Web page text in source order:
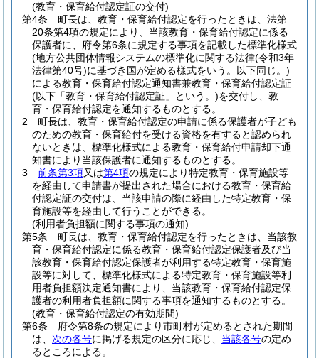
(教育・保育給付認定証の交付)
第4条
町長は、教育・保育給付認定を行ったときは、法第
20条第4項の規定により、当該教育・保育給付認定に係る
保護者に、府令第6条に規定する事項を記載した標準化様式
(地方公共団体情報システムの標準化に関する法律(令和3年
法律第40号)に基づき国が定める様式をいう。以下同じ。)
による教育・保育給付認定通知書兼教育・保育給付認定証
(以下「教育・保育給付認定証」という。)を交付し、教
育・保育給付認定を通知するものとする。
2
町長は、教育・保育給付認定の申請に係る保護者が子ども
のための教育・保育給付を受ける資格を有すると認められ
ないときは、標準化様式による教育・保育給付申請却下通
知書により当該保護者に通知するものとする。
3
前条第3項又は第4項の規定により特定教育・保育施設等
を経由して申請書が提出された場合における教育・保育給
付認定証の交付は、当該申請の際に経由した特定教育・保
育施設等を経由して行うことができる。
(利用者負担額に関する事項の通知)
第5条
町長は、教育・保育給付認定を行ったときは、当該教
育・保育給付認定に係る教育・保育給付認定保護者及び当
該教育・保育給付認定保護者が利用する特定教育・保育施
設等に対して、標準化様式による特定教育・保育施設等利
用者負担額決定通知書により、当該教育・保育給付認定保
護者の利用者負担額に関する事項を通知するものとする。
(教育・保育給付認定の有効期間)
第6条
府令第8条の規定により市町村が定めるとされた期間
は、 次の各号に掲げる規定の区分に応じ、 当該各号の定め
るところによる。